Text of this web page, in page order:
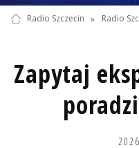
Radio Szczecin » Radio
Zapytaj